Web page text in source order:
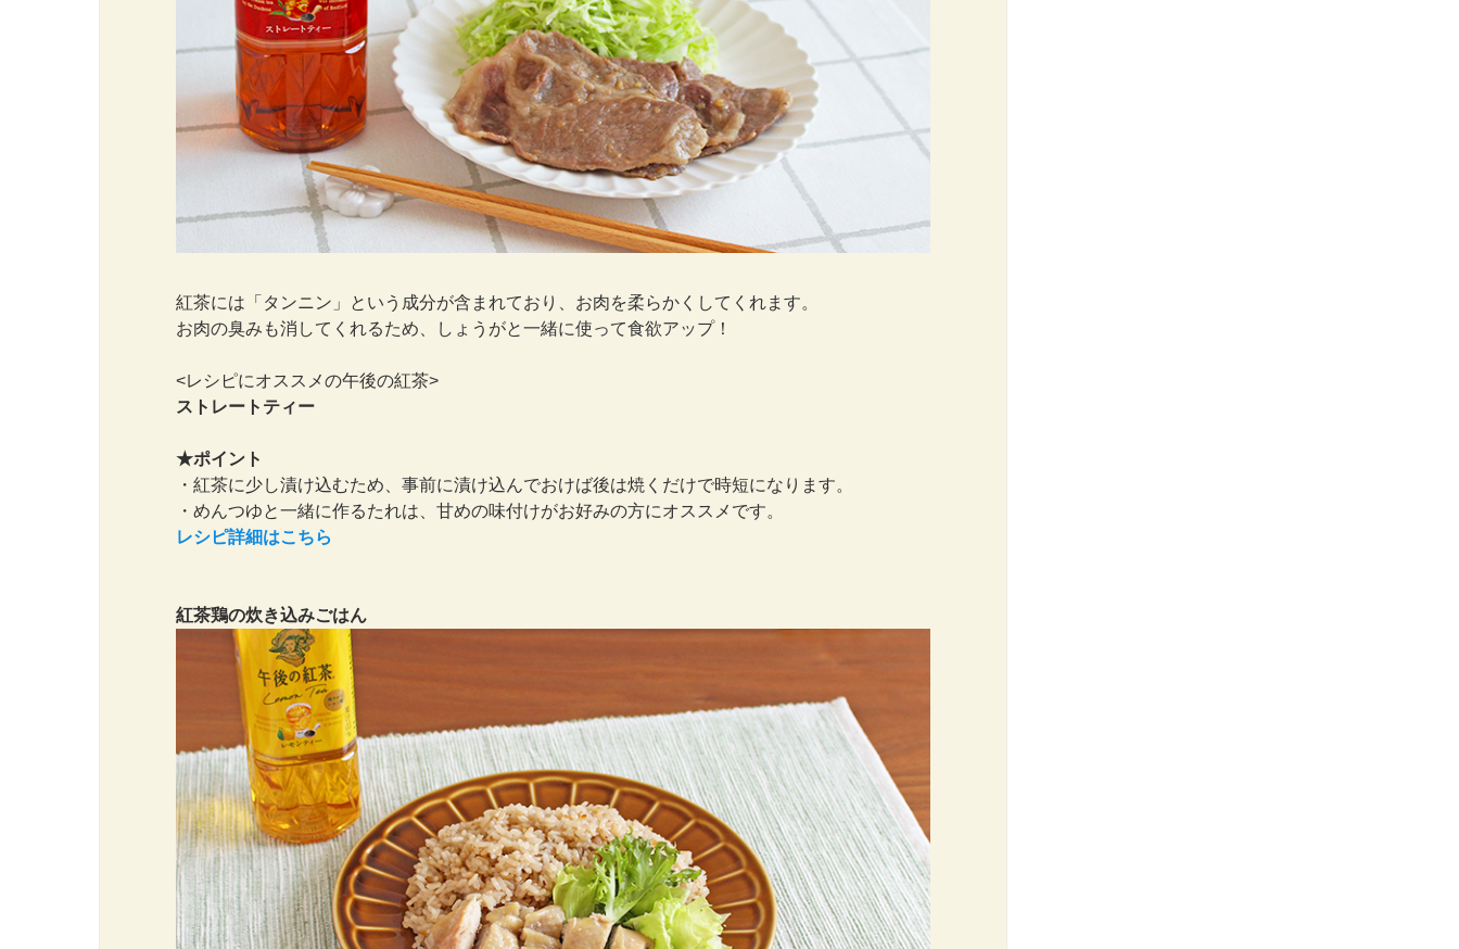
紅茶には「タンニン」という成分が含まれており、お肉を柔らかくしてくれます。
お肉の臭みも消してくれるため、しょうがと一緒に使って食欲アップ！
<レシピにオススメの午後の紅茶>
ストレートティー
★ポイント
・紅茶に少し漬け込むため、事前に漬け込んでおけば後は焼くだけで時短になります。
・めんつゆと一緒に作るたれは、甘めの味付けがお好みの方にオススメです。
レシピ詳細はこちら
紅茶鶏の炊き込みごはん